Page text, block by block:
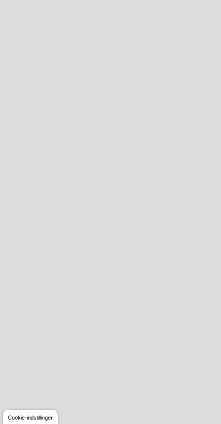
Cookie-indstillinger